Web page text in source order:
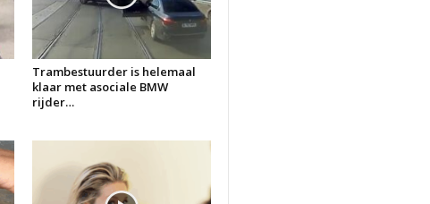
Trambestuurder is helemaal
klaar met asociale BMW
rijder…